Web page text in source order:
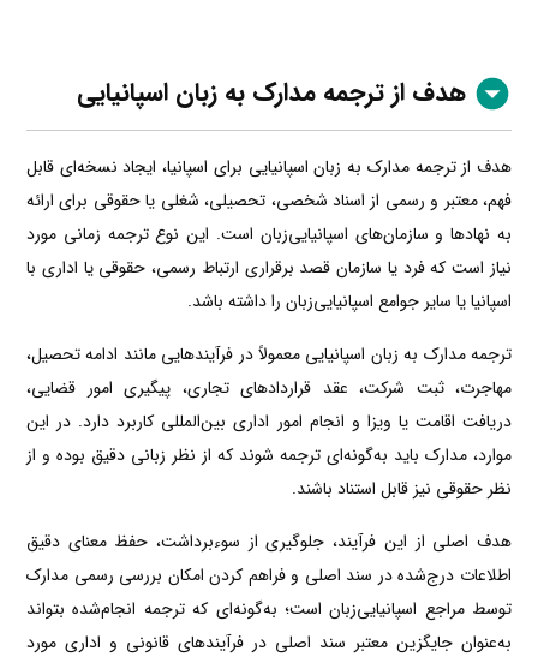
هدف از ترجمه مدارک به زبان اسپانیایی
هدف از ترجمه مدارک به زبان اسپانیایی برای اسپانیا، ایجاد نسخه‌ای قابل
فهم، معتبر و رسمی از اسناد شخصی، تحصیلی، شغلی یا حقوقی برای ارائه
به نهادها و سازمان‌های اسپانیایی‌زبان است. این نوع ترجمه زمانی مورد
نیاز است که فرد یا سازمان قصد برقراری ارتباط رسمی، حقوقی یا اداری با
اسپانیا یا سایر جوامع اسپانیایی‌زبان را داشته باشد.
ترجمه مدارک به زبان اسپانیایی معمولاً در فرآیندهایی مانند ادامه تحصیل،
مهاجرت، ثبت شرکت، عقد قراردادهای تجاری، پیگیری امور قضایی،
دریافت اقامت یا ویزا و انجام امور اداری بین‌المللی کاربرد دارد. در این
موارد، مدارک باید به‌گونه‌ای ترجمه شوند که از نظر زبانی دقیق بوده و از
نظر حقوقی نیز قابل استناد باشند.
هدف اصلی از این فرآیند، جلوگیری از سوءبرداشت، حفظ معنای دقیق
اطلاعات درج‌شده در سند اصلی و فراهم کردن امکان بررسی رسمی مدارک
توسط مراجع اسپانیایی‌زبان است؛ به‌گونه‌ای که ترجمه انجام‌شده بتواند
به‌عنوان جایگزین معتبر سند اصلی در فرآیندهای قانونی و اداری مورد